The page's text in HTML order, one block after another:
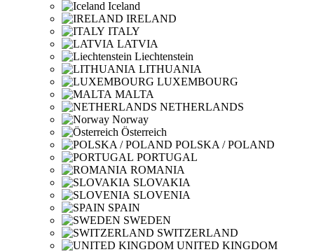
Iceland
IRELAND
ITALY
LATVIA
Liechtenstein
LITHUANIA
LUXEMBOURG
MALTA
NETHERLANDS
Norway
Österreich
POLSKA / POLAND
PORTUGAL
ROMANIA
SLOVAKIA
SLOVENIA
SPAIN
SWEDEN
SWITZERLAND
UNITED KINGDOM